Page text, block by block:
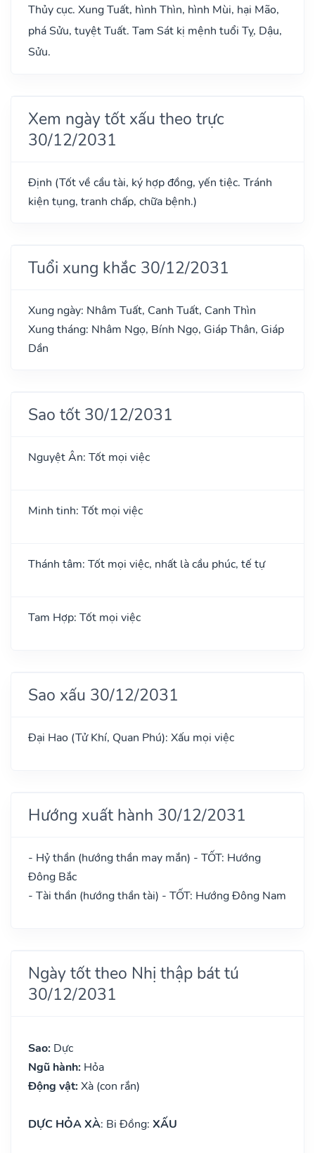
Thủy cục. Xung Tuất, hình Thìn, hình Mùi, hại Mão,
phá Sửu, tuyệt Tuất. Tam Sát kị mệnh tuổi Tỵ, Dậu,
Sửu.
Xem ngày tốt xấu theo trực
30/12/2031
Định (Tốt về cầu tài, ký hợp đồng, yến tiệc. Tránh
kiện tụng, tranh chấp, chữa bệnh.)
Tuổi xung khắc 30/12/2031
Xung ngày: Nhâm Tuất, Canh Tuất, Canh Thìn
Xung tháng: Nhâm Ngọ, Bính Ngọ, Giáp Thân, Giáp
Dần
Sao tốt 30/12/2031
Nguyệt Ân: Tốt mọi việc
Minh tinh: Tốt mọi việc
Thánh tâm: Tốt mọi việc, nhất là cầu phúc, tế tự
Tam Hợp: Tốt mọi việc
Sao xấu 30/12/2031
Đại Hao (Tử Khí, Quan Phú): Xấu mọi việc
Hướng xuất hành 30/12/2031
- Hỷ thần (hướng thần may mắn) - TỐT: Hướng
Đông Bắc
- Tài thần (hướng thần tài) - TỐT: Hướng Đông Nam
Ngày tốt theo Nhị thập bát tú
30/12/2031
Sao: Dực
Ngũ hành: Hỏa
Động vật: Xà (con rắn)
DỰC HỎA XÀ: Bi Đồng: XẤU